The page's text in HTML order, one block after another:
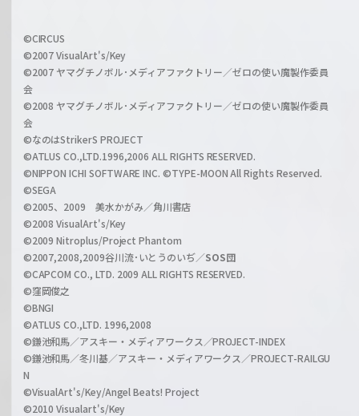
a
r
z
i
l
h
a
n
l
©CIRCUS
©2007 VisualArt's/Key
©2007 ヤマグチノボル･メディアファクトリー／ゼロの使い魔製作委員
会
©2008 ヤマグチノボル･メディアファクトリー／ゼロの使い魔製作委員
会
©なのはStrikerS PROJECT
©ATLUS CO.,LTD.1996,2006 ALL RIGHTS RESERVED.
©NIPPON ICHI SOFTWARE INC. ©TYPE-MOON All Rights Reserved.
©SEGA
©2005、2009 美水かがみ／角川書店
©2008 VisualArt's/Key
©2009 Nitroplus/Project Phantom
©2007,2008,2009谷川流･いとうのいぢ／SOS団
©CAPCOM CO., LTD. 2009 ALL RIGHTS RESERVED.
©窪岡俊之
©BNGI
©ATLUS CO.,LTD. 1996,2008
©鎌池和馬／アスキー・メディアワークス／PROJECT-INDEX
©鎌池和馬／冬川基／アスキー・メディアワークス／PROJECT-RAILGU
N
©VisualArt's/Key/Angel Beats! Project
©2010 Visualart's/Key